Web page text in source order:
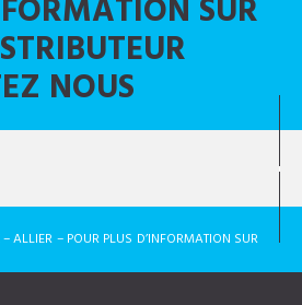
SUR
NOUS
ALLIER – POUR PLUS D’INFORMATION SUR